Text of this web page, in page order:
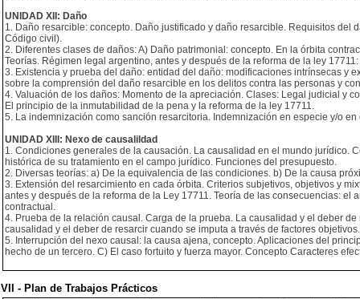
UNIDAD XII: Daño
1. Daño resarcible: concepto. Daño justificado y daño resarcible. Requisitos
Código civil).
2. Diferentes clases de daños: A) Daño patrimonial: concepto. En la órbita
Teorías. Régimen legal argentino, antes y después de la reforma de la ley
3. Existencia y prueba del daño: entidad del daño: modificaciones intrínsecas y
sobre la comprensión del daño resarcible en los delitos contra las personas y
4. Valuación de los daños: Momento de la apreciación. Clases: Legal judicial y
El principio de la inmutabilidad de la pena y la reforma de la ley 17711.
5. La indemnización como sanción resarcitoria. Indemnización en especie y/o
UNIDAD XIII: Nexo de causalildad
1. Condiciones generales de la causación. La causalidad en el mundo jurídico.
histórica de su tratamiento en el campo jurídico. Funciones del presupuesto.
2. Diversas teorías: a) De la equivalencia de las condiciones. b) De la causa
3. Extensión del resarcimiento en cada órbita. Criterios subjetivos, objetivos y
antes y después de la reforma de la Ley 17711. Teoría de las consecuencias:
contractual.
4. Prueba de la relación causal. Carga de la prueba. La causalidad y el deber
causalidad y el deber de resarcir cuando se imputa a través de factores objetivos.
5. Interrupción del nexo causal: la causa ajena, concepto. Aplicaciones del
hecho de un tercero. C) El caso fortuito y fuerza mayor. Concepto Caracteres
VII - Plan de Trabajos Prácticos